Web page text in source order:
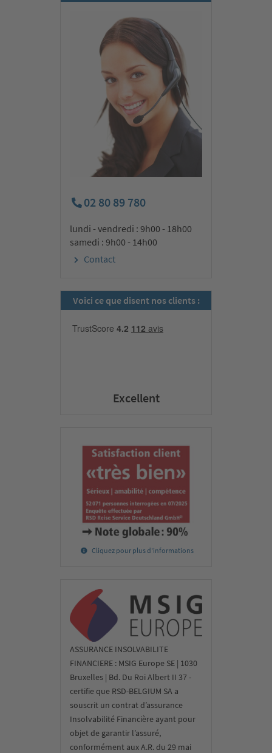
02 80 89 780
lundi - vendredi : 9h00 - 18h00
samedi : 9h00 - 14h00
Contact
Voici ce que disent nos clients :
Excellent
Cliquez pour plus d'informations
ASSURANCE INSOLVABILITE
FINANCIERE : MSIG Europe SE | 1030
Bruxelles | Bd. Du Roi Albert II 37 -
certifie que RSD-BELGIUM SA a
souscrit un contrat d’assurance
Insolvabilité Financière ayant pour
objet de garantir l’assuré,
conformément aux A.R. du 29 mai